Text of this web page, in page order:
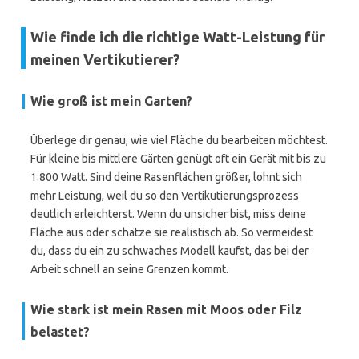
Wie finde ich die richtige Watt-Leistung für
meinen Vertikutierer?
Wie groß ist mein Garten?
Überlege dir genau, wie viel Fläche du bearbeiten möchtest.
Für kleine bis mittlere Gärten genügt oft ein Gerät mit bis zu
1.800 Watt. Sind deine Rasenflächen größer, lohnt sich
mehr Leistung, weil du so den Vertikutierungsprozess
deutlich erleichterst. Wenn du unsicher bist, miss deine
Fläche aus oder schätze sie realistisch ab. So vermeidest
du, dass du ein zu schwaches Modell kaufst, das bei der
Arbeit schnell an seine Grenzen kommt.
Wie stark ist mein Rasen mit Moos oder Filz
belastet?